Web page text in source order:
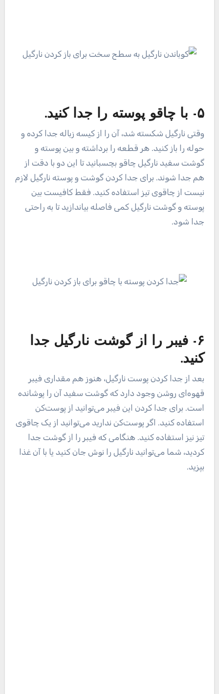
۵- با چاقو پوسته را جدا کنید.
وقتی نارگیل شکسته شد، آن را از کیسه زباله جدا کرده و
حوله را باز کنید. هر قطعه را برداشته و بین پوسته و
گوشت سفید نارگیل چاقو بچسبانید تا این دو با دقت از
هم جدا شوند. برای جدا کردن گوشت و پوسته نارگیل لازم
نیست از چاقوی تیز استفاده کنید. فقط کافیست بین
پوسته و گوشت نارگیل کمی فاصله بیاندازید تا به راحتی
جدا شود.
۶- فیبر را از گوشت نارگیل جدا
کنید.
بعد از جدا کردن پوست نارگیل، هنوز هم مقداری فیبر
قهوه‌ای روشن وجود دارد که گوشت سفید آن را پوشانده
است. برای جدا کردن این فیبر می‌توانید از پوست‌کن
استفاده کنید. اگر پوست‌کن ندارید می‌توانید از یک چاقوی
تیز نیز استفاده کنید. هنگامی که فیبر را از گوشت جدا
کردید، شما می‌توانید نارگیل را نوش جان کنید یا با آن غذا
بپزید.